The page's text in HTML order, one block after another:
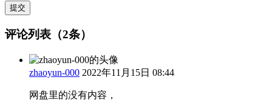
提交
评论列表（2条）
zhaoyun-000 2022年11月15日 08:44
网盘里的没有内容，